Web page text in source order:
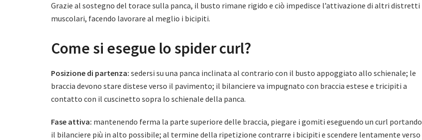
Grazie al sostegno del torace sulla panca, il busto rimane rigido e ciò impedisce l’attivazione di altri distretti
muscolari, facendo lavorare al meglio i bicipiti.
Come si esegue lo spider curl?
Posizione di partenza: sedersi su una panca inclinata al contrario con il busto appoggiato allo schienale; le
braccia devono stare distese verso il pavimento; il bilanciere va impugnato con braccia estese e tricipiti a
contatto con il cuscinetto sopra lo schienale della panca.
Fase attiva: mantenendo ferma la parte superiore delle braccia, piegare i gomiti eseguendo un curl portando
il bilanciere più in alto possibile; al termine della ripetizione contrarre i bicipiti e scendere lentamente verso